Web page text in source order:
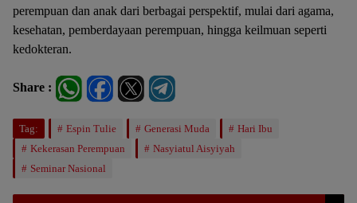
perempuan dan anak dari berbagai perspektif, mulai dari agama,
kesehatan, pemberdayaan perempuan, hingga keilmuan seperti
kedokteran.
Share :
Tag: Espin Tulie Generasi Muda
Hari Ibu
Kekerasan Perempuan
Nasyiatul Aisyiyah
Seminar Nasional